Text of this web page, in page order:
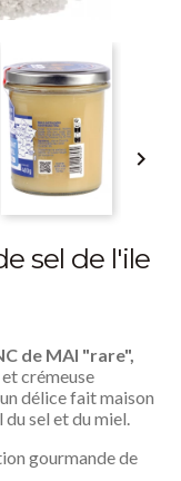

sel de l'ile
de MAI "rare",
crémeuse
un délice fait maison
sel et du miel.
gourmande de